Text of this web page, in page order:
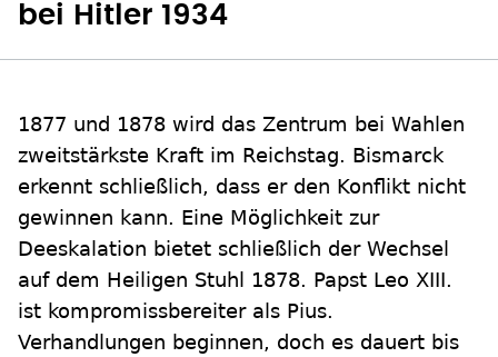
bei Hitler 1934
1877 und 1878 wird das Zentrum bei Wahlen
zweitstärkste Kraft im Reichstag. Bismarck
erkennt schließlich, dass er den Konflikt nicht
gewinnen kann. Eine Möglichkeit zur
Deeskalation bietet schließlich der Wechsel
auf dem Heiligen Stuhl 1878. Papst Leo XIII.
ist kompromissbereiter als Pius.
Verhandlungen beginnen, doch es dauert bis